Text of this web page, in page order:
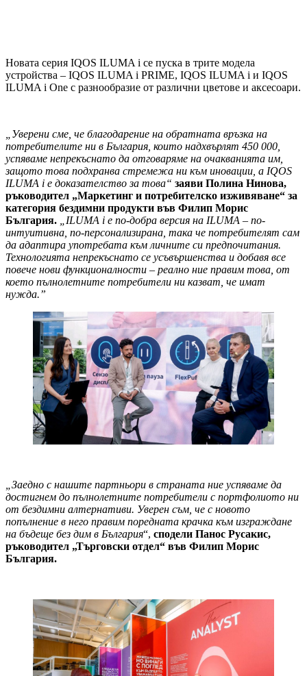
Новата серия IQOS ILUMA i се пуска в трите модела
устройства – IQOS ILUMA i PRIME, IQOS ILUMA i и IQOS
ILUMA i One с разнообразие от различни цветове и аксесоари.
„Уверени сме, че благодарение на обратната връзка на
потребителите ни в България, които надхвърлят 450 000,
успяваме непрекъснато да отговаряме на очакванията им,
защото това подхранва стремежа ни към иновации, а IQOS
ILUMA i е доказателство за това“ заяви Полина Нинова,
ръководител „Маркетинг и потребителско изживяване“ за
категория бездимни продукти във Филип Морис
България. „ILUMA i е по-добра версия на ILUMA – по-
интуитивна, по-персонализирана, така че потребителят сам
да адаптира употребата към личните си предпочитания.
Технологията непрекъснато се усъвършенства и добавя все
повече нови функционалности – реално ние правим това, от
което пълнолетните потребители ни казват, че имат
нужда.”
„Заедно с нашите партньори в страната ние успяваме да
достигнем до пълнолетните потребители с портфолиото ни
от бездимни алтернативи. Уверен съм, че с новото
попълнение в него правим поредната крачка към изграждане
на бъдеще без дим в България“, сподели Панос Русакис,
ръководител „Търговски отдел“ във Филип Морис
България.